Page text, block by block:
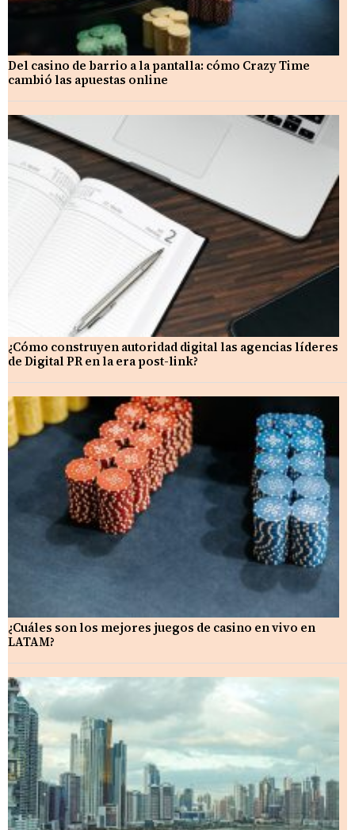
Del casino de barrio a la pantalla: cómo Crazy Time
cambió las apuestas online
¿Cómo construyen autoridad digital las agencias líderes
de Digital PR en la era post-link?
¿Cuáles son los mejores juegos de casino en vivo en
LATAM?